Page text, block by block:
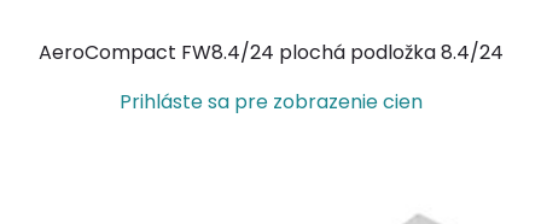
AeroCompact FW8.4/24 plochá podložka 8.4/24
Prihláste sa pre zobrazenie cien